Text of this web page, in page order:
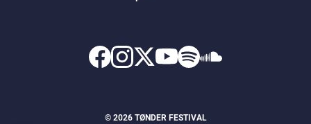
© 2026 TØNDER FESTIVAL